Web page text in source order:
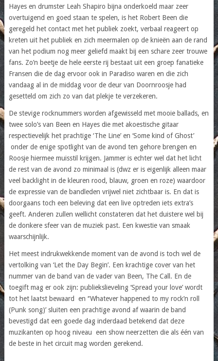
Hayes en drumster Leah Shapiro bijna onderkoeld maar zeer
overtuigend en goed staan te spelen, is het Robert Been die
geregeld het contact met het publiek zoekt, verbaal reageert op
kreten uit het publiek en zich meermalen op de knieën aan de rand
van het podium nog meer geliefd maakt bij een schare zeer trouwe
fans. Zo’n beetje de hele eerste rij bestaat uit een groep fanatieke
Fransen die de dag ervoor ook in Paradiso waren en die zich
vandaag al in de middag voor de deur van Doornroosje had
gesetteld om zich zo van dat plekje te verzekeren.
De stevige rocknummers worden afgewisseld met mooie ballads, en
twee solo’s van Been en Hayes die met akoestische gitaar
respectievelijk het prachtige ‘The Line’ en ‘Some kind of Ghost’
onder de enige spotlight van de avond ten gehore brengen en
Roosje hiermee muisstil krijgen. Jammer is echter wel dat het licht
de rest van de avond zo minimaal is (dwz er is eigenlijk alleen maar
veel backlight in de kleuren rood, blauw, groen en roze) waardoor
de expressie van de bandleden vrijwel niet zichtbaar is. En dat is
doorgaans toch een beleving dat een live optreden iets extra’s
geeft. Anderen zullen wellicht constateren dat het duistere wel bij
de donkere sfeer van de muziek past. Een kwestie van smaak
waarschijnlijk.
Het meest indrukwekkende moment van de avond is toch wel de
vertolking van ‘Let the Day Begin’. Een krachtige cover van het
nummer van de band van de vader van Been, The Call. En de
toegift mag er ook zijn: publiekslieveling ‘Spread your love’ wordt
tot het laatst bewaard en ‘‘Whatever happened to my rock’n roll
(Punk song)’ sluiten een prachtige avond af waarin de band
bevestigd dat een goede dag inderdaad betekend dat deze
muzikanten op hoog niveau een show neerzetten die als één van
de beste in het circuit mag worden gerekend.